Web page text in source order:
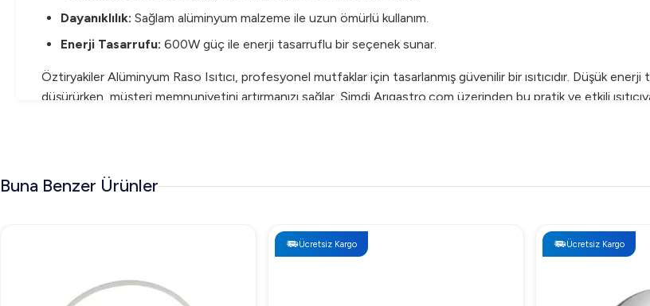
Dayanıklılık: Sağlam alüminyum malzeme ile uzun ömürlü kullanım.
Enerji Tasarrufu: 600W güç ile enerji tasarruflu bir seçenek sunar.
Öztiryakiler Alüminyum Raso Isıtıcı, profesyonel mutfaklar için tasarlanmış güvenilir bir ısıtıcıdır. Düşük
düşürürken, müşteri memnuniyetini artırmanızı sağlar. Şimdi Arıgastro.com üzerinden bu pratik ve etkili
Buna Benzer Ürünler
Ücretsiz Kargo Ücretsiz Kargo